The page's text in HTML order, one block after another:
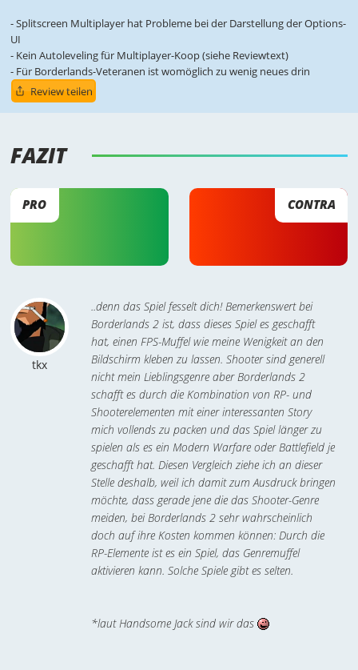
- Splitscreen Multiplayer hat Probleme bei der Darstellung der Options-
UI
- Kein Autoleveling für Multiplayer-Koop (siehe Reviewtext)
- Für Borderlands-Veteranen ist womöglich zu wenig neues drin
Review teilen
FAZIT
PRO CONTRA
tkx
..denn das Spiel fesselt dich! Bemerkenswert bei
Borderlands 2 ist, dass dieses Spiel es geschafft
hat, einen FPS-Muffel wie meine Wenigkeit an den
Bildschirm kleben zu lassen. Shooter sind generell
nicht mein Lieblingsgenre aber Borderlands 2
schafft es durch die Kombination von RP- und
Shooterelementen mit einer interessanten Story
mich vollends zu packen und das Spiel länger zu
spielen als es ein Modern Warfare oder Battlefield je
geschafft hat. Diesen Vergleich ziehe ich an dieser
Stelle deshalb, weil ich damit zum Ausdruck bringen
möchte, dass gerade jene die das Shooter-Genre
meiden, bei Borderlands 2 sehr wahrscheinlich
doch auf ihre Kosten kommen können: Durch die
RP-Elemente ist es ein Spiel, das Genremuffel
aktivieren kann. Solche Spiele gibt es selten.
*laut Handsome Jack sind wir das